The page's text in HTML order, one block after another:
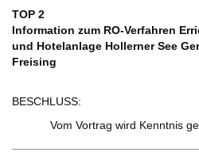
TOP 2
Information zum RO-Verfahren
und Hotelanlage Hollerner See
Freising
BESCHLUSS:
Vom Vortrag wird Kenntnis